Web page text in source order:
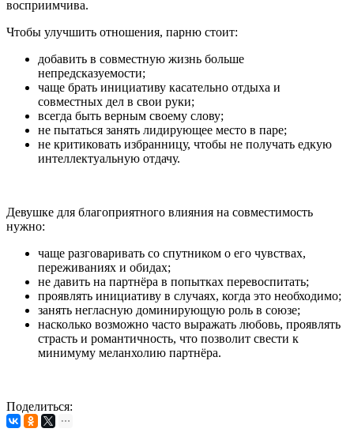
восприимчива.
Чтобы улучшить отношения, парню стоит:
добавить в совместную жизнь больше
непредсказуемости;
чаще брать инициативу касательно отдыха и
совместных дел в свои руки;
всегда быть верным своему слову;
не пытаться занять лидирующее место в паре;
не критиковать избранницу, чтобы не получать едкую
интеллектуальную отдачу.
Девушке для благоприятного влияния на совместимость
нужно:
чаще разговаривать со спутником о его чувствах,
переживаниях и обидах;
не давить на партнёра в попытках перевоспитать;
проявлять инициативу в случаях, когда это необходимо;
занять негласную доминирующую роль в союзе;
насколько возможно часто выражать любовь, проявлять
страсть и романтичность, что позволит свести к
минимуму меланхолию партнёра.
Поделиться: